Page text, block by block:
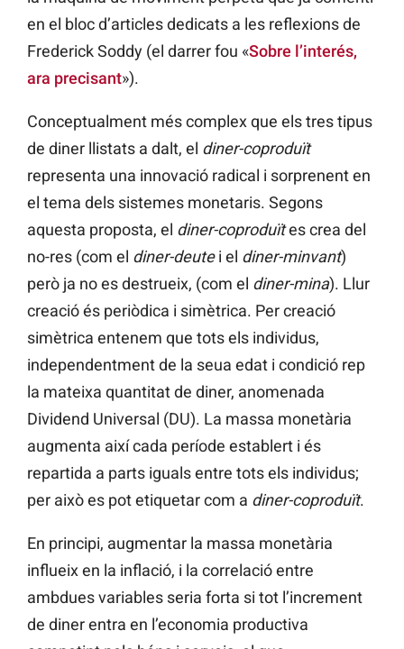
en el bloc d’articles dedicats a les reflexions de
Frederick Soddy (el darrer fou «Sobre l’interés,
ara precisant»).
Conceptualment més complex que els tres tipus
de diner llistats a dalt, el diner-coproduït
representa una innovació radical i sorprenent en
el tema dels sistemes monetaris. Segons
aquesta proposta, el diner-coproduïtes crea del
no-res (com el diner-deutei el diner-minvant)
però ja no es destrueix, (com el diner-mina). Llur
creació és periòdica i simètrica. Per creació
simètrica entenem que tots els individus,
independentment de la seua edat i condició rep
la mateixa quantitat de diner, anomenada
Dividend Universal (DU). La massa monetària
augmenta així cada període establert i és
repartida a parts iguals entre tots els individus;
per això es pot etiquetar com a diner-coproduït.
En principi, augmentar la massa monetària
influeix en la inflació, i la correlació entre
ambdues variables seria forta si tot l’increment
de diner entra en l’economia productiva